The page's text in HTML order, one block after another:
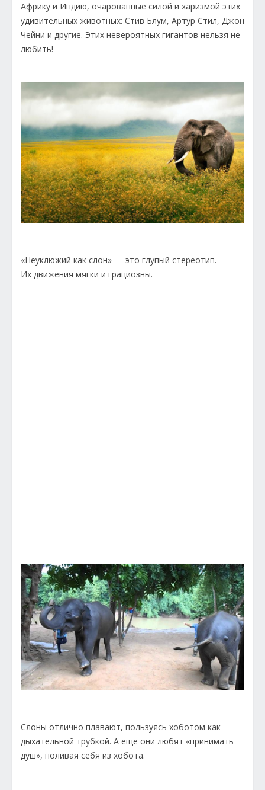
Африку и Индию, очарованные силой и харизмой этих
удивительных животных: Стив Блум, Артур Стил, Джон
Чейни и другие. Этих невероятных гигантов нельзя не
любить!
«Неуклюжий как слон» — это глупый стереотип.
Их движения мягки и грациозны.
Слоны отлично плавают, пользуясь хоботом как
дыхательной трубкой. А еще они любят «принимать
душ», поливая себя из хобота.